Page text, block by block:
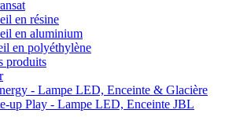
en résine
en aluminium
en polyéthylène
produits
- Lampe LED, Enceinte & Glacière
up Play - Lampe LED, Enceinte JBL